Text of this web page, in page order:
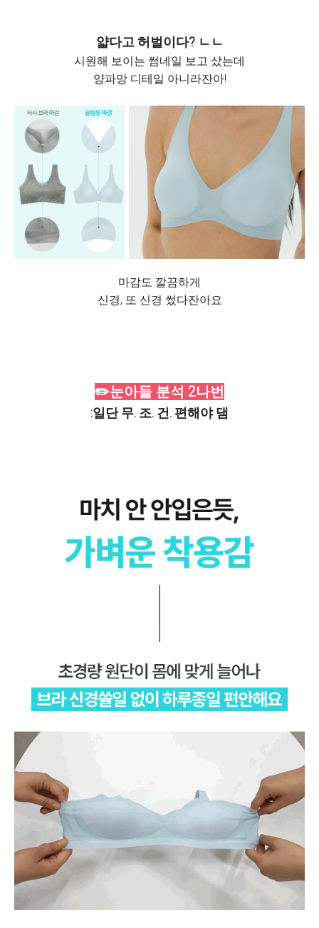
얇다고 허벌이다? ㄴㄴ
시원해 보이는 썸네일 보고 샀는데
양파망 디테일 아니라잔아!
마감도 깔끔하게
신경, 또 신경 썼다잔아요
✏️눈아들 분석 2나번
:일단 무. 조. 건. 편해야 댐